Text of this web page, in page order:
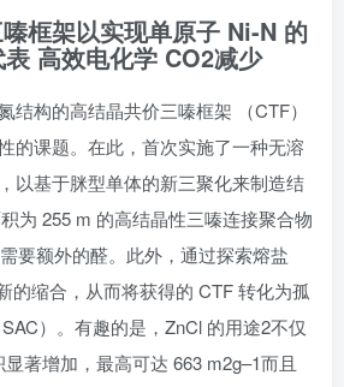
框架以实现单原子 Ni-N 的
高效电化学 CO2减少
结构的高结晶共价三嗪框架 （CTF）
的课题。在此，首次实施了一种无溶
以基于脒型单体的新三聚化来制造结
为 255 m 的高结晶性三嗪连接聚合物
要额外的醛。此外，通过探索熔盐
的缩合，从而将获得的 CTF 转化为孤
）。有趣的是，ZnCl 的用途2不仅
著增加，最高可达 663 m2g–1而且